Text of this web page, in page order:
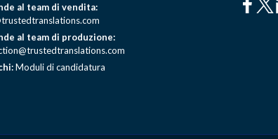
al team di vendita:
al team di produzione:
Moduli di candidatura